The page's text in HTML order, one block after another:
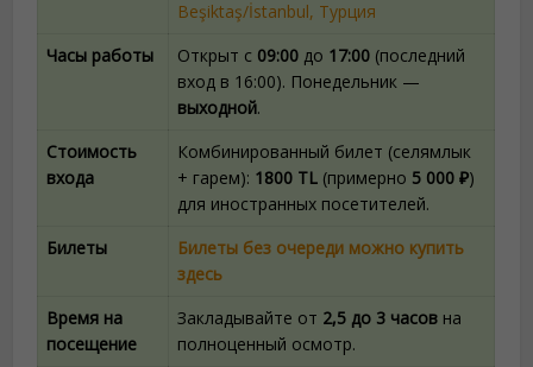
Beşiktaş/İstanbul, Турция
Часы работы
Открыт с 09:00 до 17:00 (последний
вход в 16:00). Понедельник —
выходной.
Стоимость
входа
Комбинированный билет (селямлык
+ гарем): 1800 TL (примерно 5 000 ₽)
для иностранных посетителей.
Билеты
Билеты без очереди можно купить
здесь
Время на
посещение
Закладывайте от 2,5 до 3 часов на
полноценный осмотр.